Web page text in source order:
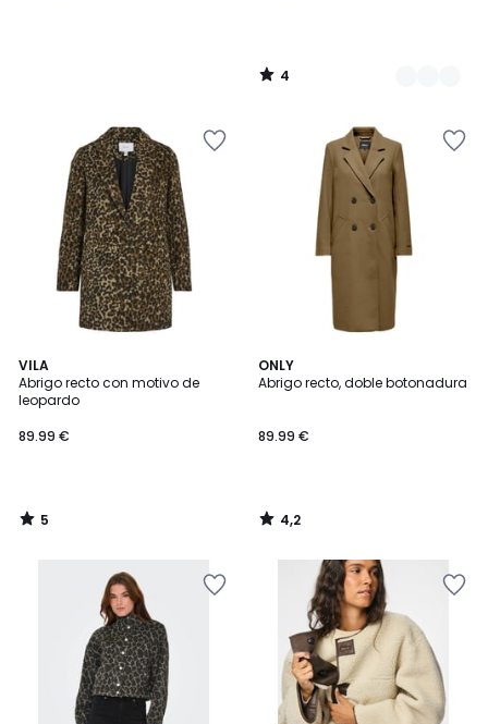
4
/
VILA
Abrigo recto con motivo de
leopardo
89.99 €
5
/
5
5
/
ONLY
Abrigo recto, doble botonadura
89.99 €
4,2
/ 5
4,2
/